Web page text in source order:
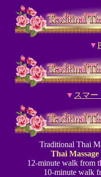
▼
▼ スマー
Traditional Thai
Thai
12-minute walk from
10-minute walk